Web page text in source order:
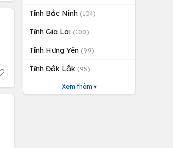
Tỉnh Bắc Ninh (104)
Tỉnh Gia Lai (100)
Tỉnh Hưng Yên (99)
Tỉnh Đắk Lắk (95)
Xem thêm ▾